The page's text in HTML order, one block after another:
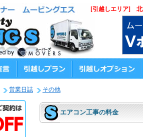
営業日誌 その他
エアコン工事の料金
[引越しエリア] 北